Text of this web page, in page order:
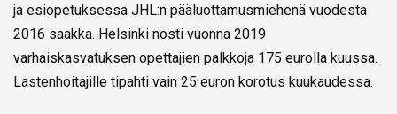
ja esiopetuksessa JHL:n pääluottamusmiehenä vuodesta
2016 saakka. Helsinki nosti vuonna 2019
varhaiskasvatuksen opettajien palkkoja 175 eurolla kuussa.
Lastenhoitajille tipahti vain 25 euron korotus kuukaudessa.